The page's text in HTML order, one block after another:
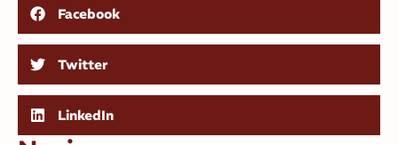
Facebook
Twitter
LinkedIn